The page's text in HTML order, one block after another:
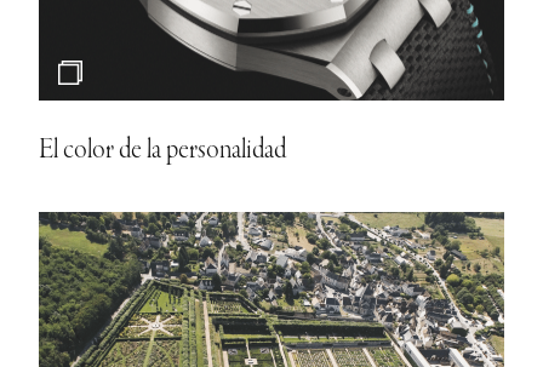
El color de la personalidad